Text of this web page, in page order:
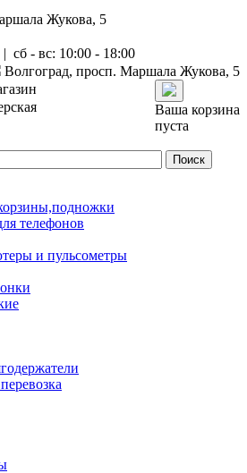
Жукова, 5
сб - вс: 10:00 - 18:00
Волгоград, просп. Маршала Жукова, 5
Ваша корзина
пуста
телефонов
и пульсометры